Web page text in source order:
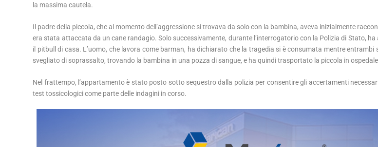
la massima cautela.
Il padre della piccola, che al momento dell’aggressione si trovava da solo con la bambina, aveva inizialmente
era stata attaccata da un cane randagio. Solo successivamente, durante l’interrogatorio con la Polizia di Stato, ha
il pitbull di casa. L’uomo, che lavora come barman, ha dichiarato che la tragedia si è consumata mentre entrambi
svegliato di soprassalto, trovando la bambina in una pozza di sangue, e ha quindi trasportato la piccola in
Nel frattempo, l’appartamento è stato posto sotto sequestro dalla polizia per consentire gli accertamenti
test tossicologici come parte delle indagini in corso.